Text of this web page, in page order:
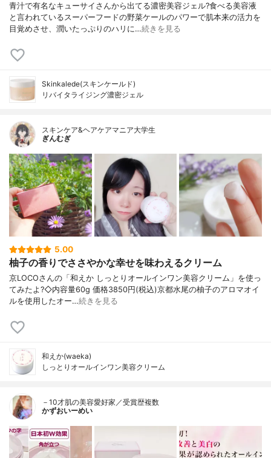
青汁で有名なキューサイさんから出てる濃密美容ジェル?食べる美容液
と言われているスーパーフードの野菜ケールのパワーで肌本来の活力を
目覚めさせ、潤いたっぷりのハリに…続きを見る
Skinkalede(スキンケールド)
リバイタライジング濃密ジェル
スキンケア&ヘアケアマニア大学生
ぎんむぎ
5.00
柚子の香りでささやかな幸せを味わえるクリーム
京LOCOさんの「和えか しっとりオールインワン美容クリーム」を使っ
てみたよ?◇内容量60g 価格3850円(税込)京都水尾の柚子のアロマオイ
ルを使用したオー…続きを見る
和えか(waeka)
しっとりオールインワン美容クリーム
－10才肌の美容愛好家／受賞歴複数
かずおいーめい